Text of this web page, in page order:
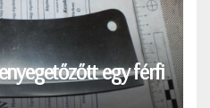
egy férfi